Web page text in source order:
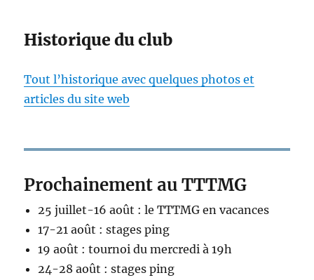
Historique du club
Tout l’historique avec quelques photos et
articles du site web
Prochainement au TTTMG
25 juillet-16 août : le TTTMG en vacances
17-21 août : stages ping
19 août : tournoi du mercredi à 19h
24-28 août : stages ping